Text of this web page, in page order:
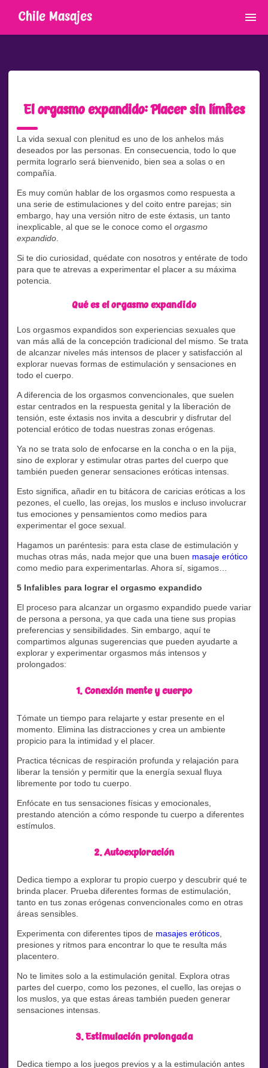
Chile Masajes
El orgasmo expandido: Placer sin límites
La vida sexual con plenitud es uno de los anhelos más
deseados por las personas. En consecuencia, todo lo que
permita lograrlo será bienvenido, bien sea a solas o en
compañía.
Es muy común hablar de los orgasmos como respuesta a
una serie de estimulaciones y del coito entre parejas; sin
embargo, hay una versión nitro de este éxtasis, un tanto
inexplicable, al que se le conoce como el orgasmo
expandido
Si te dio curiosidad, quédate con nosotros y entérate de todo
para que te atrevas a experimentar el placer a su máxima
potencia.
Qué es el orgasmo expandido
Los orgasmos expandidos son experiencias sexuales que
van más allá de la concepción tradicional del mismo. Se trata
de alcanzar niveles más intensos de placer y satisfacción al
explorar nuevas formas de estimulación y sensaciones en
todo el cuerpo.
A diferencia de los orgasmos convencionales, que suelen
estar centrados en la respuesta genital y la liberación de
tensión, este éxtasis nos invita a descubrir y disfrutar del
potencial erótico de todas nuestras zonas erógenas.
Ya no se trata solo de enfocarse en la concha o en la pija,
sino de explorar y estimular otras partes del cuerpo que
también pueden generar sensaciones eróticas intensas.
Esto significa, añadir en tu bitácora de caricias eróticas a los
pezones, el cuello, las orejas, los muslos e incluso involucrar
tus emociones y pensamientos como medios para
experimentar el goce sexual.
Hagamos un paréntesis: para esta clase de estimulación y
muchas otras más, nada mejor que una buen masaje erótico
como medio para experimentarlas. Ahora sí, sigamos…
5 Infalibles para lograr el orgasmo expandido
El proceso para alcanzar un orgasmo expandido puede variar
de persona a persona, ya que cada una tiene sus propias
preferencias y sensibilidades. Sin embargo, aquí te
compartimos algunas sugerencias que pueden ayudarte a
explorar y experimentar orgasmos más intensos y
prolongados:
1. Conexión mente y cuerpo
Tómate un tiempo para relajarte y estar presente en el
momento. Elimina las distracciones y crea un ambiente
propicio para la intimidad y el placer.
Practica técnicas de respiración profunda y relajación para
liberar la tensión y permitir que la energía sexual fluya
libremente por todo tu cuerpo.
Enfócate en tus sensaciones físicas y emocionales,
prestando atención a cómo responde tu cuerpo a diferentes
estímulos.
2. Autoexploración
Dedica tiempo a explorar tu propio cuerpo y descubrir qué te
brinda placer. Prueba diferentes formas de estimulación,
tanto en tus zonas erógenas convencionales como en otras
áreas sensibles.
Experimenta con diferentes tipos de masajes eróticos,
presiones y ritmos para encontrar lo que te resulta más
placentero.
No te limites solo a la estimulación genital. Explora otras
partes del cuerpo, como los pezones, el cuello, las orejas o
los muslos, ya que estas áreas también pueden generar
sensaciones intensas.
3. Estimulación prolongada
Dedica tiempo a los juegos previos y a la estimulación antes